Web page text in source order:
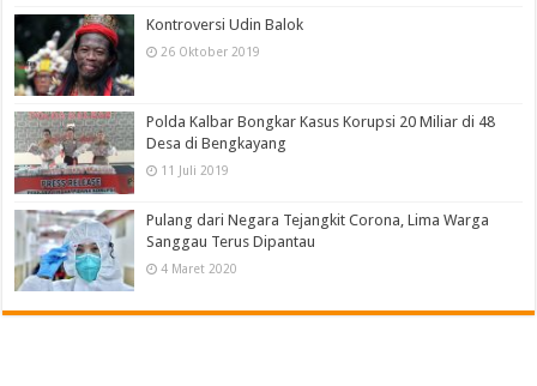
Kontroversi Udin Balok
26 Oktober 2019
Polda Kalbar Bongkar Kasus Korupsi 20 Miliar di 48
Desa di Bengkayang
11 Juli 2019
Pulang dari Negara Tejangkit Corona, Lima Warga
Sanggau Terus Dipantau
4 Maret 2020